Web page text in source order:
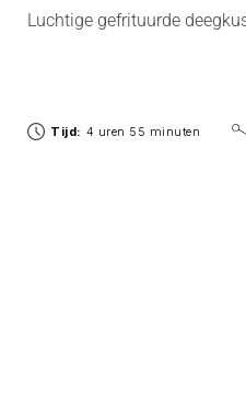
Luchtige gefrituurde
Tijd: 4 uren 55 minuten